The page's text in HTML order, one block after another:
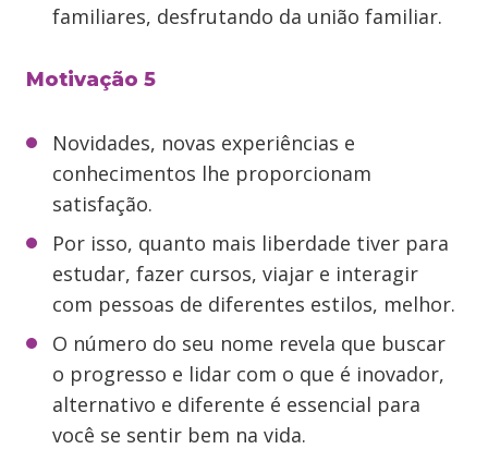
familiares, desfrutando da união familiar.
Motivação 5
Novidades, novas experiências e
conhecimentos lhe proporcionam
satisfação.
Por isso, quanto mais liberdade tiver para
estudar, fazer cursos, viajar e interagir
com pessoas de diferentes estilos, melhor.
O número do seu nome revela que buscar
o progresso e lidar com o que é inovador,
alternativo e diferente é essencial para
você se sentir bem na vida.